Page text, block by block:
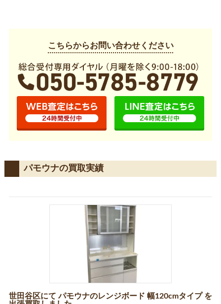
こちらからお問い合わせください
パモウナの買取実績
世田谷区にて パモウナのレンジボード 幅120cmタイプ を